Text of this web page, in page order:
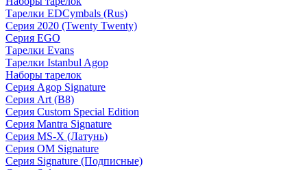
Тарелки EDCymbals (Rus)
Серия 2020 (Twenty Twenty)
Серия EGO
Тарелки Evans
Тарелки Istanbul Agop
Наборы тарелок
Серия Agop Signature
Серия Art (B8)
Серия Custom Special Edition
Серия Mantra Signature
Серия MS-X (Латунь)
Серия OM Signature
Серия Signature (Подписные)